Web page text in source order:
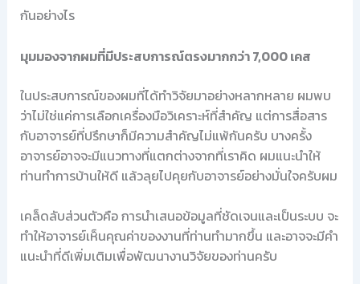
กันอย่างไร
มุมมองจากผมที่มีประสบการณ์ตรงมากกว่า 7,000 เคส
ในประสบการณ์ของผมที่ได้ทำวิจัยมาอย่างหลากหลาย ผมพบ
ว่าไม่ใช่แค่การเลือกเครื่องมือวิเคราะห์ที่สำคัญ แต่การสื่อสาร
กับอาจารย์ที่ปรึกษาก็มีความสำคัญไม่แพ้กันครับ บางครั้ง
อาจารย์อาจจะมีแนวทางที่แตกต่างจากที่เราคิด ผมแนะนำให้
ท่านทำการบ้านให้ดี แล้วลุยไปคุยกับอาจารย์อย่างมั่นใจครับผม
เคล็ดลับส่วนตัวคือ การนำเสนอข้อมูลที่ชัดเจนและเป็นระบบ จะ
ทำให้อาจารย์เห็นคุณค่าของงานที่ท่านทำมากขึ้น และอาจจะมีคำ
แนะนำที่ดีเพิ่มเติมเพื่อพัฒนางานวิจัยของท่านครับ